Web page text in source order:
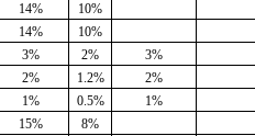
14%
10%
14%
10%
3% 2%
3%
2% 1.2%
2%
1% 0.5% 1%
15%
8%